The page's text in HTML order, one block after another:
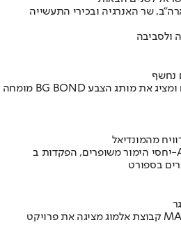
שר האנרגיה ובכירי התעשייה
ולסביבה
נחשף
מהמונדיאל
בספורט
קבוצת אלמוג מציגה את פרויקט MALA: מגדלי הפרימיום האחרונים